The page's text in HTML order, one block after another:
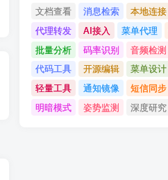
文档查看
消息检索 本地连接
代理转发
AI接入 菜单代理
批量分析
码率识别 音频检测
代码工具
开源编辑 菜单设计
轻量工具
通知镜像 短信同步
明暗模式
姿势监测 深度研究